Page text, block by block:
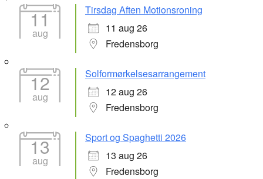
11
aug
Tirsdag Aften Motionsroning
11 aug 26
Fredensborg
12
aug
Solformørkelsesarrangement
12 aug 26
Fredensborg
13
aug
Sport og Spaghetti 2026
13 aug 26
Fredensborg